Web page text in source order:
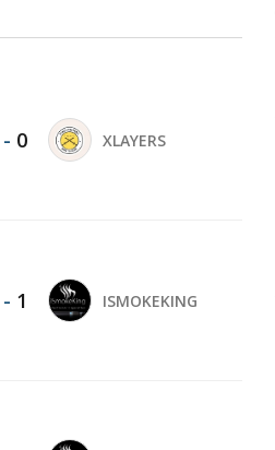
- 0 XLAYERS
1 ISMOKEKING